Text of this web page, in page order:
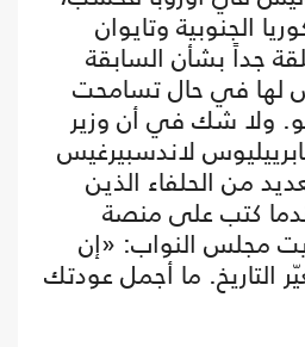
الجنوبية وتايوان
جداً بشأن السابقة
لها في حال تسامحت
ولا شك في أن وزير
لاندسبيرغيس
من الحلفاء الذين
كتب على منصة
مجلس النواب: «إن
التاريخ. ما أجمل عودتك